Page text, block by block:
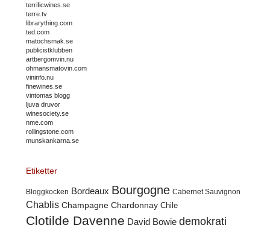
terrificwines.se
terre.tv
librarything.com
ted.com
matochsmak.se
publicistklubben
artbergomvin.nu
ohmansmatovin.com
vininfo.nu
finewines.se
vintomas blogg
ljuva druvor
winesociety.se
nme.com
rollingstone.com
munskankarna.se
Etiketter
Bloggkocken Bordeaux Bourgogne Cabernet Sauvignon
Chablis Champagne Chardonnay Chile
Clotilde Davenne David Bowie demokrati